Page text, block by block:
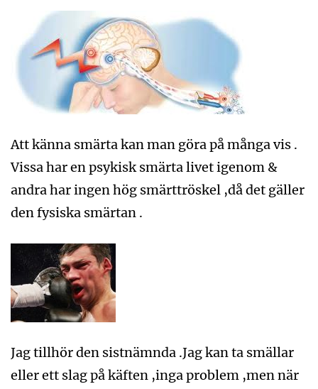
Att känna smärta kan man göra på många vis .
Vissa har en psykisk smärta livet igenom &
andra har ingen hög smärttröskel ,då det gäller
den fysiska smärtan .
Jag tillhör den sistnämnda .Jag kan ta smällar
eller ett slag på käften ,inga problem ,men när